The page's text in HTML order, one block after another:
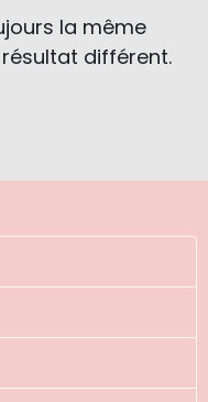
la même
différent.